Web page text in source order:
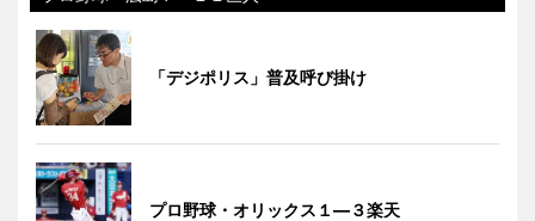
「デジポリス」普及呼び掛け
プロ野球・オリックス１―３楽天